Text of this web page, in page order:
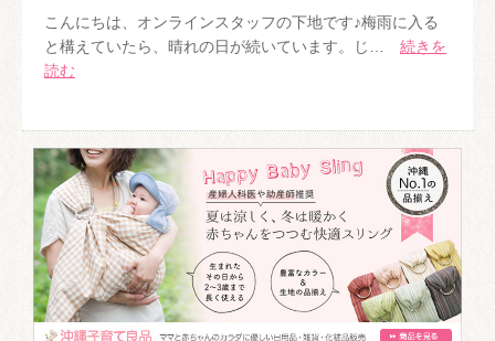
こんにちは、オンラインスタッフの下地です♪梅雨に入る
と構えていたら、晴れの日が続いています。じ… 続きを
読む